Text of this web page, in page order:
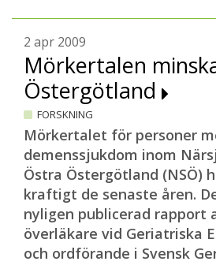
2 apr 2009
Mörkertalen
Östergötland
FORSKNING
Mörkertalet för personer
demenssjukdom inom
Östra Östergötland (NSÖ)
kraftigt de senaste åren.
nyligen publicerad rapport
överläkare vid Geriatriska
och ordförande i Svensk